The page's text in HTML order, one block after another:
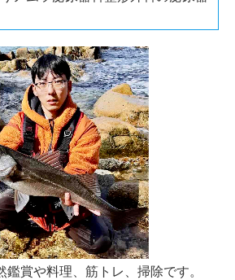
鑑賞や料理、筋トレ、掃除です。